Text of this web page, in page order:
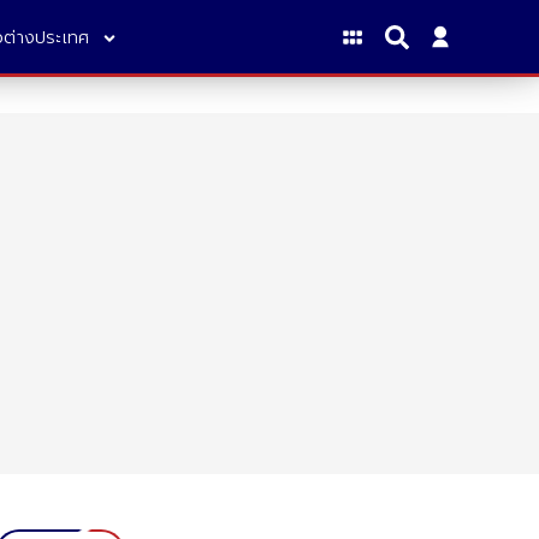
ต่างประเทศ